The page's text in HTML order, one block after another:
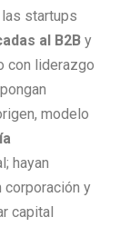
startups
al B2B y
con liderazgo
modelo
hayan
corporación y
capital